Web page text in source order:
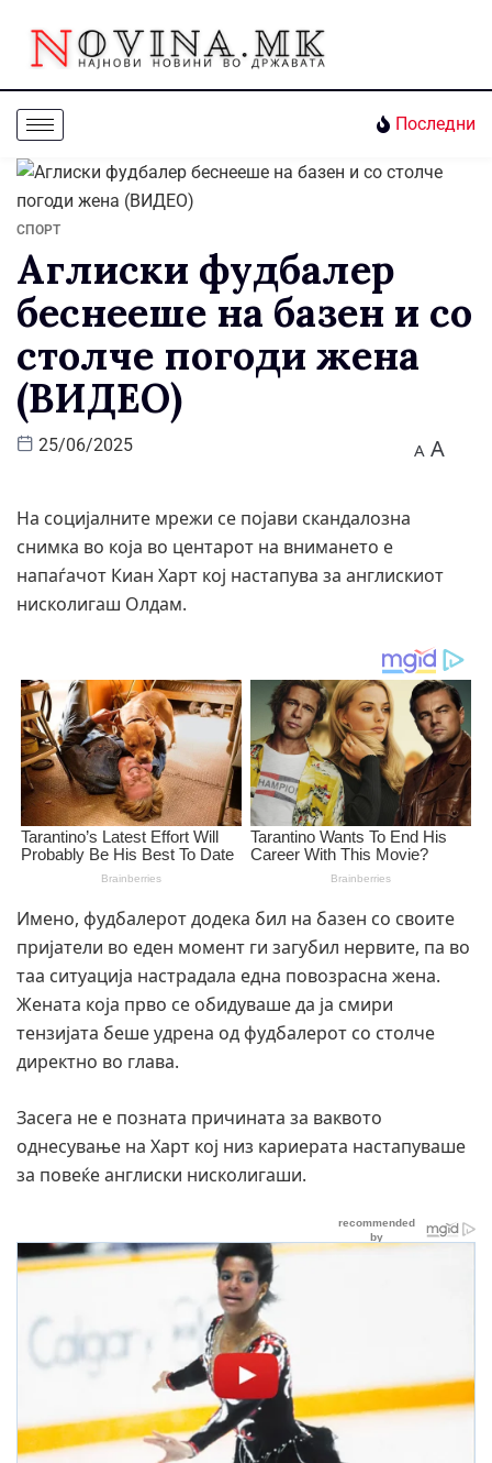
Последни
СПОРТ
Аглиски фудбалер
беснееше на базен и со
столче погоди жена
(ВИДЕО)
25/06/2025 A A
На социјалните мрежи се појави скандалозна
снимка во која во центарот на внимането е
напаѓачот Киан Харт кој настапува за англискиот
нисколигаш Олдам.
Имено, фудбалерот додека бил на базен со своите
пријатели во еден момент ги загубил нервите, па во
таа ситуација настрадала една повозрасна жена.
Жената која прво се обидуваше да ја смири
тензијата беше удрена од фудбалерот со столче
директно во глава.
Засега не е позната причината за ваквото
однесување на Харт кој низ кариерата настапуваше
за повеќе англиски нисколигаши.